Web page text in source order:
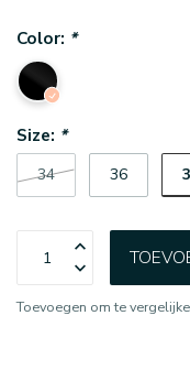
Color: *
Size: *
34 36
Toevoegen om te